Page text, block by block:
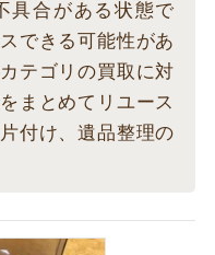
具合がある状態で
できる可能性があ
テゴリの買取に対
まとめてリユース
付け、遺品整理の